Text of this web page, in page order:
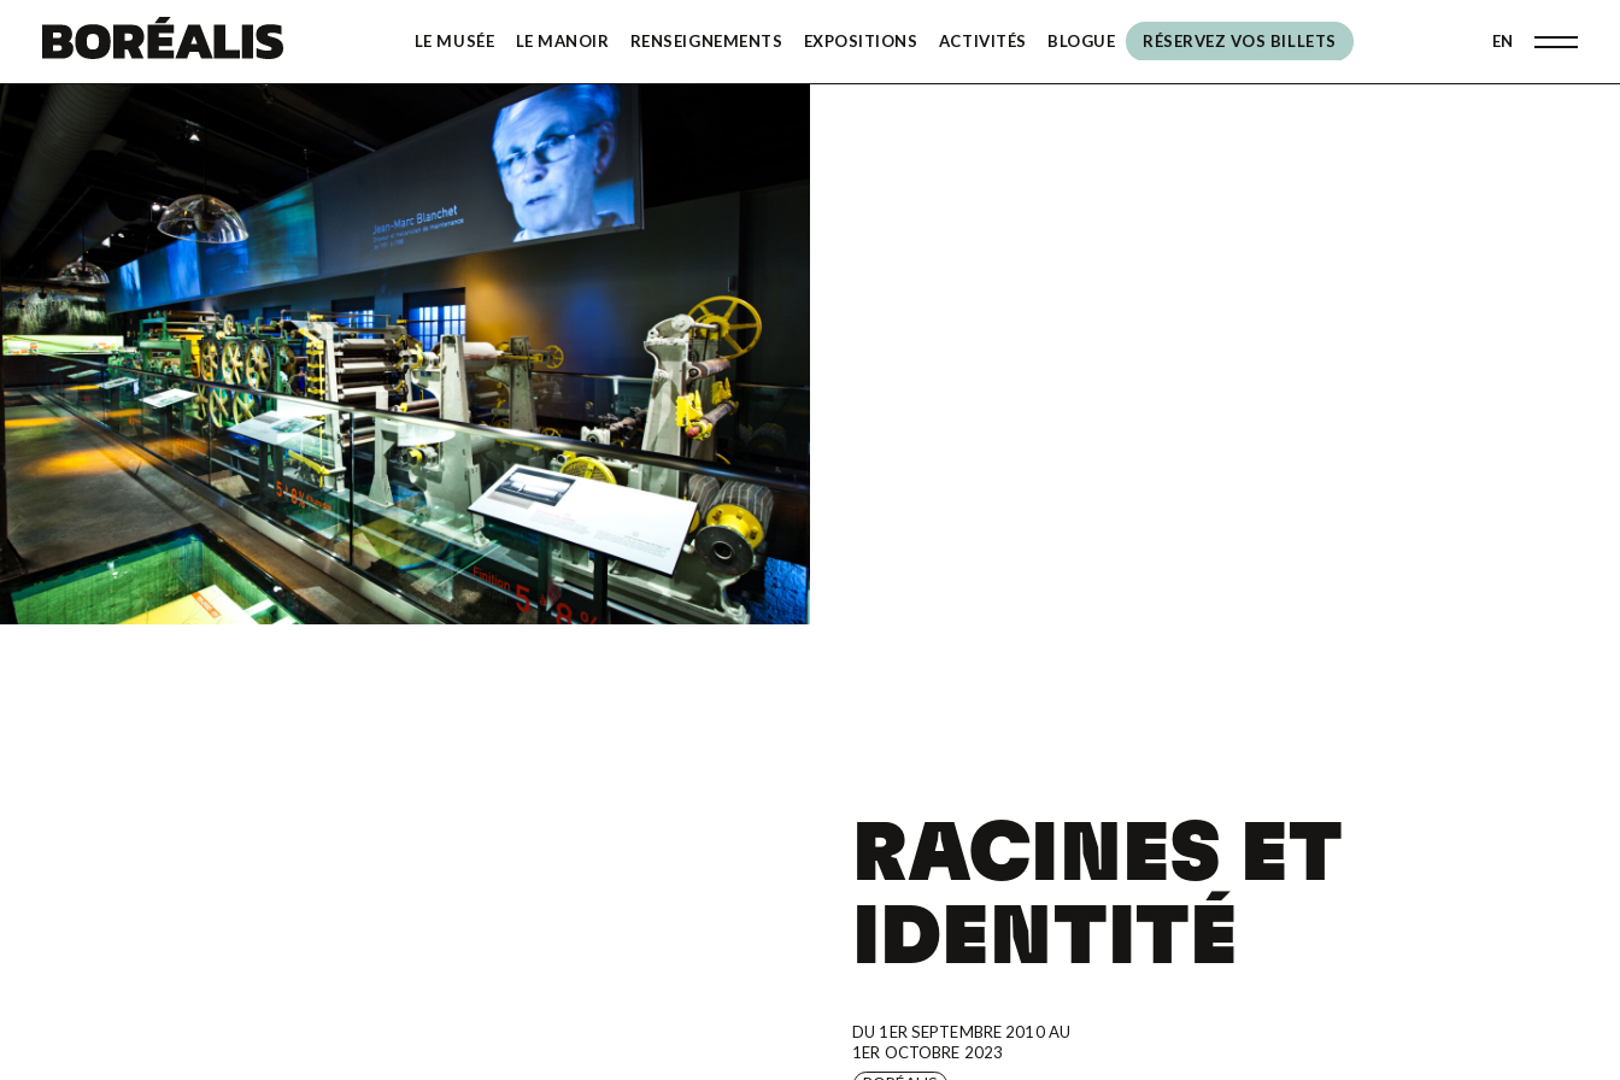
LE MUSÉE LE MANOIR RENSEIGNEMENTS EXPOSITIONS ACTIVITÉS BLOGUE RÉSERVEZ VOS BILLETS
RÉSERVEZ VOS BILLETS
EN
RACINES ET
IDENTITÉ
DU 1ER SEPTEMBRE 2010 AU
1ER OCTOBRE 2023